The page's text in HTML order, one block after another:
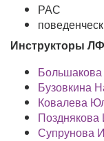
РАС
Инструкторы
Бузовкина
Ковалева
Супрунова